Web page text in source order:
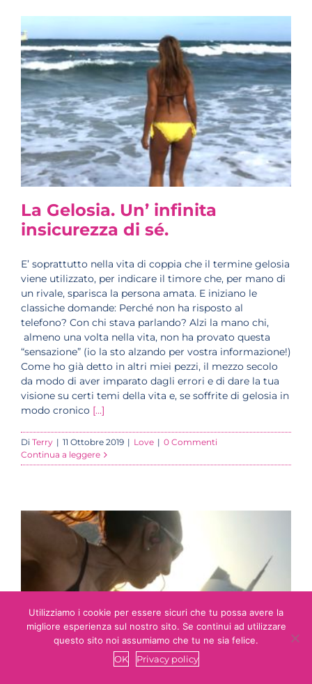
La Gelosia. Un’ infinita
insicurezza di sé.
E’ soprattutto nella vita di coppia che il termine gelosia
viene utilizzato, per indicare il timore che, per mano di
un rivale, sparisca la persona amata. E iniziano le
classiche domande: Perché non ha risposto al
telefono? Con chi stava parlando? Alzi la mano chi,
almeno una volta nella vita, non ha provato questa
“sensazione” (io la sto alzando per vostra informazione!)
Come ho già detto in altri miei pezzi, il mezzo secolo
da modo di aver imparato dagli errori e di dare la tua
visione su certi temi della vita e, se soffrite di gelosia in
modo cronico [...]
Di Terry | 11 Ottobre 2019 | Love | 0 Commenti
Continua a leggere
Utilizziamo i cookie per essere sicuri che tu possa avere la
migliore esperienza sul nostro sito. Se continui ad utilizzare
questo sito noi assumiamo che tu ne sia felice.
OK
Privacy policy